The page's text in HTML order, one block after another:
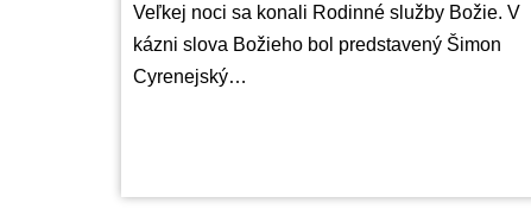
Veľkej noci sa konali Rodinné služby Božie. V
kázni slova Božieho bol predstavený Šimon
Cyrenejský…